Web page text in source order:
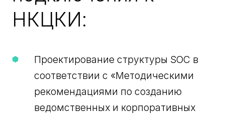
НКЦКИ:
Проектирование структуры SOC в
соответствии с «Методическими
рекомендациями по созданию
ведомственных и корпоративных